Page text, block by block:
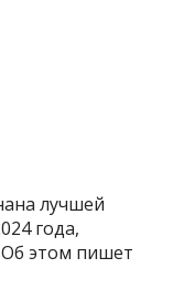
лучшей
года,
Об этом пишет